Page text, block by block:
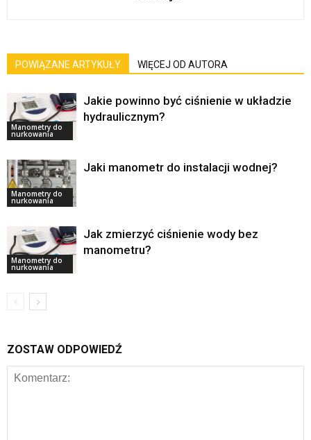
POWIĄZANE ARTYKUŁY WIĘCEJ OD AUTORA
Manometry do
nurkowania
Jakie powinno być ciśnienie w układzie
hydraulicznym?
Manometry do
nurkowania
Jaki manometr do instalacji wodnej?
Manometry do
nurkowania
Jak zmierzyć ciśnienie wody bez
manometru?
ZOSTAW ODPOWIEDŹ